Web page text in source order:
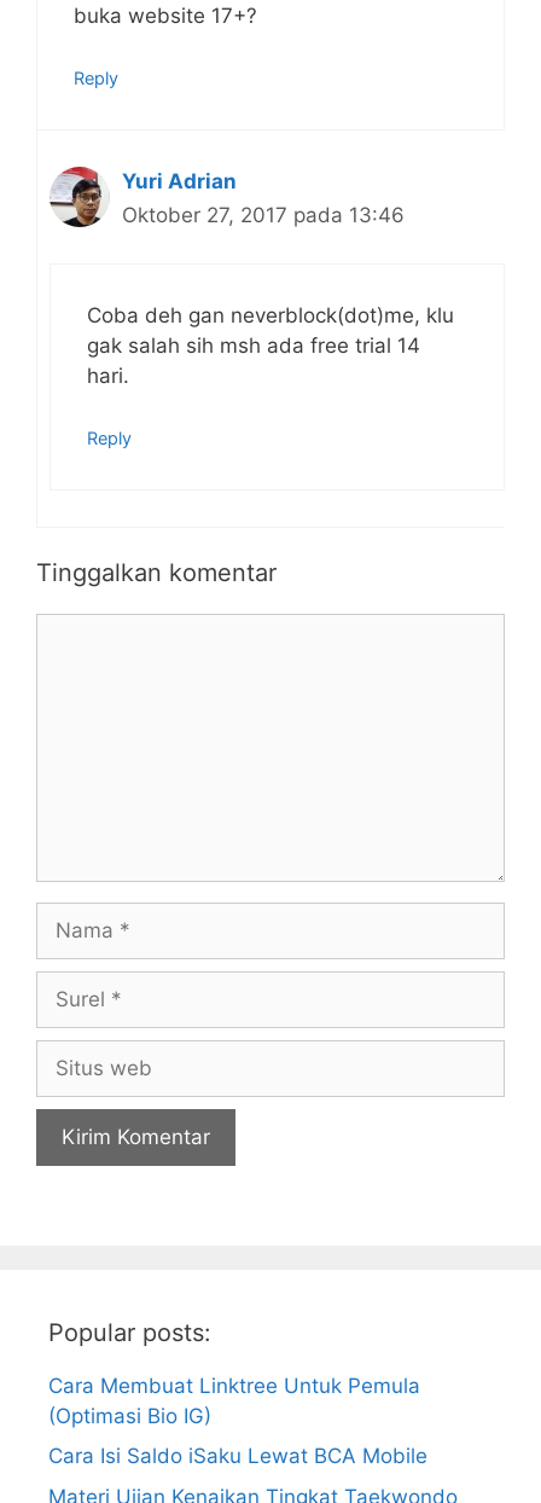
buka website 17+?
Reply
Yuri Adrian
Oktober 27, 2017 pada 13:46
Coba deh gan neverblock(dot)me, klu
gak salah sih msh ada free trial 14
hari.
Reply
Tinggalkan komentar
Nama
Surel
Situs
web
Popular posts:
Cara Membuat Linktree Untuk Pemula
(Optimasi Bio IG)
Cara Isi Saldo iSaku Lewat BCA Mobile
Materi Ujian Kenaikan Tingkat Taekwondo